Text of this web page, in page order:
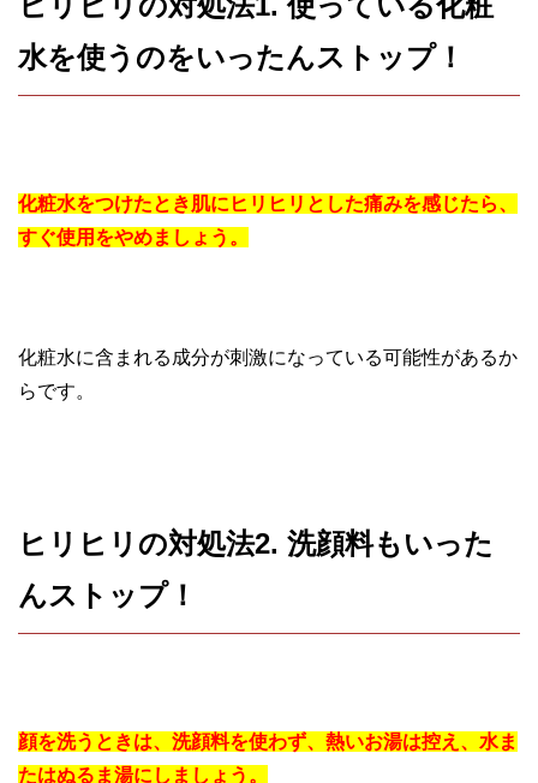
水を使うのをいったんストップ！
化粧水をつけたとき肌にヒリヒリとした痛みを感じたら、
すぐ使用をやめましょう。
化粧水に含まれる成分が刺激になっている可能性があるか
らです。
ヒリヒリの対処法2. 洗顔料もいった
んストップ！
顔を洗うときは、洗顔料を使わず、熱いお湯は控え、水ま
たはぬるま湯にしましょう。